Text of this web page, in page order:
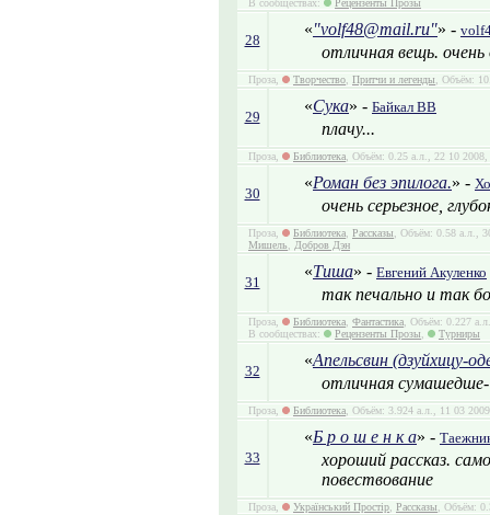
В сообществах:
Рецензенты Прозы
28
«"volf48@mail.ru"» -
отличная вещь. очень
Проза, Творчество Притчи и легенды , Объём:
29
«Сука» - Байкал ВВ
плачу...
Проза, Библиотека , Объём: 0.25 а.л., 22 10
30
«Роман без эпилога.» -
очень серьезное,
Проза, Библиотека Рассказы , Объём: 0.58 а.л.,
Мишель
Добров Дэн
31
«Тиша» - Евгений Акуленко
так печально и так
Проза, Библиотека Фантастика , Объём: 0.227
В сообществах:
Рецензенты Прозы Турниры
32
«Апельсвин (дзуйхицу-
отличная
Проза, Библиотека , Объём: 3.924 а.л., 11 03
33
«Б р о ш е н к а» -
хороший рассказ.
повествование
Проза, Український Простір Рассказы , Объём: